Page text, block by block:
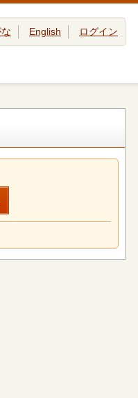
English ログイン